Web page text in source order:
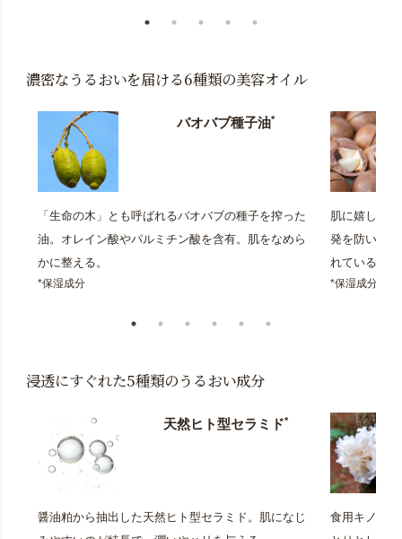
濃密なうるおいを届ける6種類の美容オイル
バオバブ種子油*
「生命の木」とも呼ばれるバオバブの種子を搾った
油。オレイン酸やパルミチン酸を含有。肌をなめら
かに整える。
*保湿成分
肌に嬉しい
発を防いで
れている。
*保湿成分
浸透にすぐれた5種類のうるおい成分
天然ヒト型セラミド*
醤油粕から抽出した天然ヒト型セラミド。肌になじ
食用キノコ